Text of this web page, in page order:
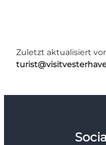
Zuletzt aktualisiert